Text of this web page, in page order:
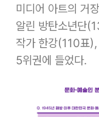
미디어 아트의 거
알린 방탄소년단
작가 한강(110표
5위권에 들었다.